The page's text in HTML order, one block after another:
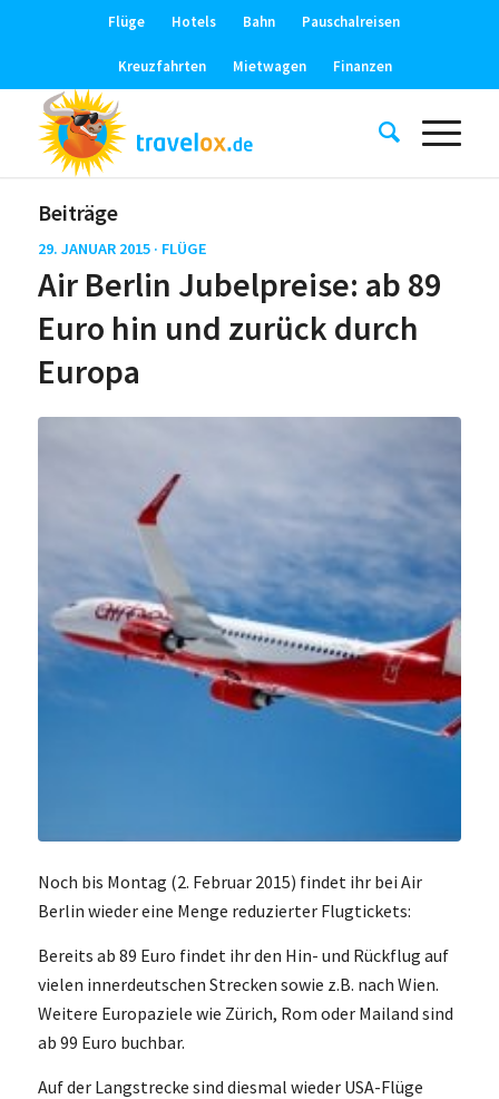
Flüge Hotels Bahn Pauschalreisen
Kreuzfahrten Mietwagen Finanzen
Beiträge
29. JANUAR 2015 · FLÜGE
Air Berlin Jubelpreise: ab 89
Euro hin und zurück durch
Europa
Noch bis Montag (2. Februar 2015) findet ihr bei Air
Berlin wieder eine Menge reduzierter Flugtickets:
Bereits ab 89 Euro findet ihr den Hin- und Rückflug auf
vielen innerdeutschen Strecken sowie z.B. nach Wien.
Weitere Europaziele wie Zürich, Rom oder Mailand sind
ab 99 Euro buchbar.
Auf der Langstrecke sind diesmal wieder USA-Flüge